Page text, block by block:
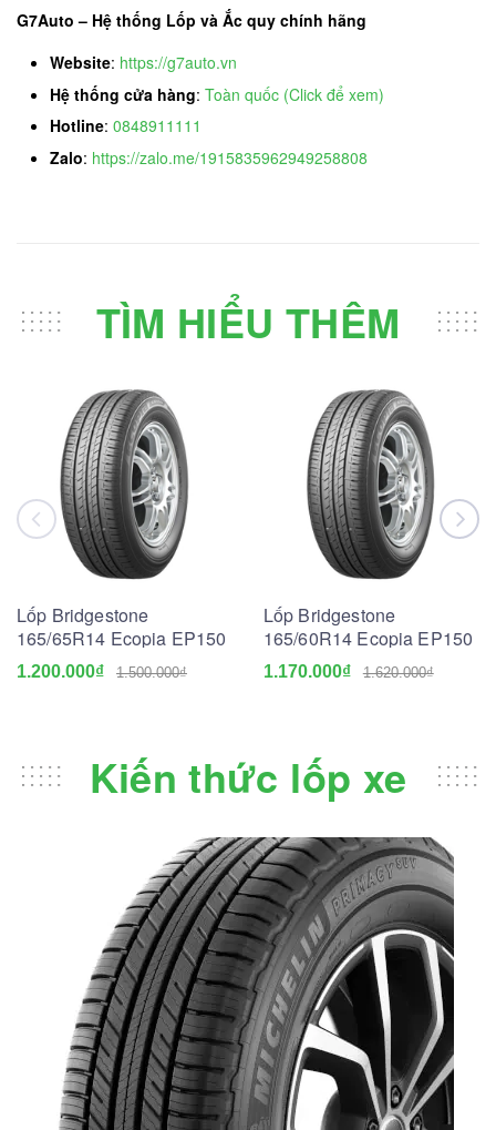
G7Auto – Hệ thống Lốp và Ắc quy chính hãng
Website: https://g7auto.vn
Hệ thống cửa hàng: Toàn quốc (Click để xem)
Hotline: 0848911111
Zalo: https://zalo.me/1915835962949258808
TÌM HIỂU THÊM
Lốp Bridgestone
165/65R14 Ecopia EP150
1.200.000₫ 1.500.000₫
Lốp Bridgestone
165/60R14 Ecopia EP150
1.170.000₫ 1.620.000₫
Kiến thức lốp xe